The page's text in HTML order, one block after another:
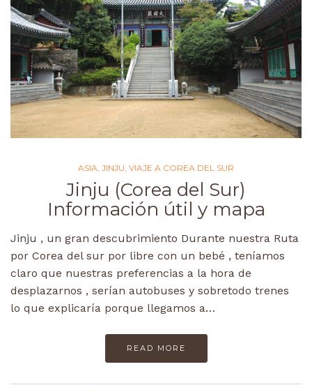
ASIA JINJU VIAJE A COREA DEL SUR
Jinju (Corea del Sur)
Información útil y mapa
Jinju , un gran descubrimiento Durante nuestra Ruta
por Corea del sur por libre con un bebé , teníamos
claro que nuestras preferencias a la hora de
desplazarnos , serían autobuses y sobretodo trenes
lo que explicaría porque llegamos a…
READ MORE